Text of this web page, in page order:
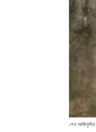
সেখ আজিমুদ্দিন: